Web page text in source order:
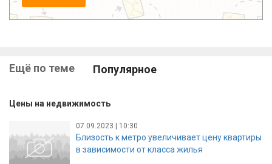
Ещё по теме Популярное
Цены на недвижимость
07.09.2023 | 10:30
Близость к метро увеличивает цену квартиры
в зависимости от класса жилья